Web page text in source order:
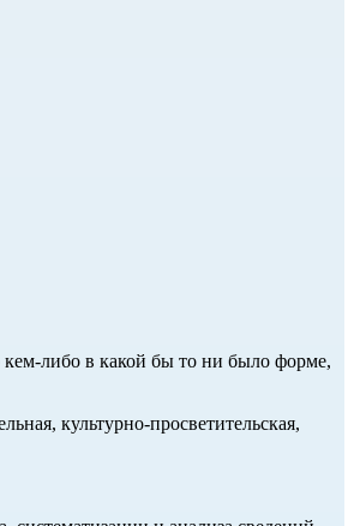
кем-либо в какой бы то ни было форме,
культурно-просветительская,